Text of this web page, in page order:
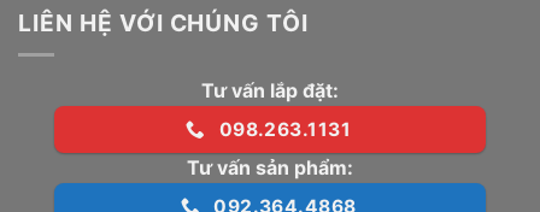
LIÊN HỆ VỚI CHÚNG TÔI
Tư vấn lắp đặt:
098.263.1131
Tư vấn sản phẩm:
092.364.4868